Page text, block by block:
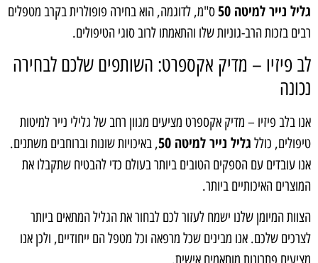
גליל נייר למיטה 50
ס"מ, לדוגמה, הוא בחירה פופולרית בקרב מטפלים
רבים בזכות הרב-גוניות שלו והתאמתו לרוב סוגי הטיפולים.
לב פיזיו – מדיק אקספרט: השותפים שלכם לבחירה
נכונה
אנו בלב פיזיו – מדיק אקספרט מציעים מגוון רחב של גלילי נייר למיטות
טיפולים, כולל גליל נייר למיטה 50
, באיכויות שונות וברוחבים משתנים.
אנו עובדים עם הספקים הטובים ביותר בעולם כדי להבטיח שתקבלו את
המוצרים האיכותיים ביותר.
הצוות המיומן שלנו ישמח לעזור לכם לבחור את הגליל המתאים ביותר
לצרכים שלכם. אנו מבינים שכל מרפאה וכל מטפל הם ייחודיים, ולכן אנו